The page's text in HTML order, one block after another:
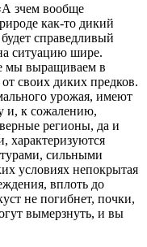
зчем вообще
как-то дикий
справедливый
ситуацию шире.
мы выращиваем в
своих диких предков.
урожая, имеют
и, к сожалению,
регионы, да и
характеризуются
сильными
условиях непокрытая
вплоть до
не погибнет, почки,
вымерзнуть, и вы